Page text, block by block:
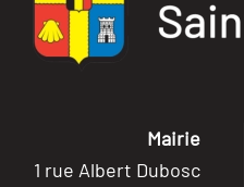
Mairie
1 rue Albert Dubosc